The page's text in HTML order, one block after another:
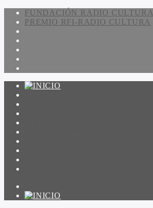
FUNDACIÓN RADIO CULTURA
PREMIO RFI-RADIO CULTURA